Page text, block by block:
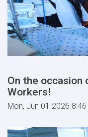
On the occasion
Workers!
Mon, Jun 01 2026 8:46